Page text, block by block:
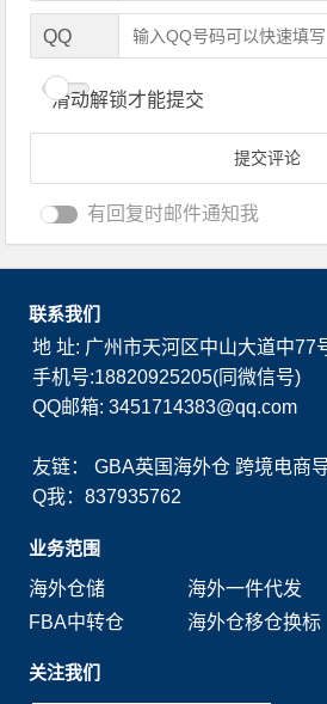
QQ
滑动解锁才能提交
有回复时邮件通知我
联系我们
地 址: 广州市天河区中山大道中77
手机号:18820925205(同微信号)
QQ邮箱: 3451714383@qq.com
友链：GBA英国海外仓 跨境电商
Q我：837935762
业务范围
海外仓储
海外一件代发
FBA中转仓
海外仓移仓换标
关注我们